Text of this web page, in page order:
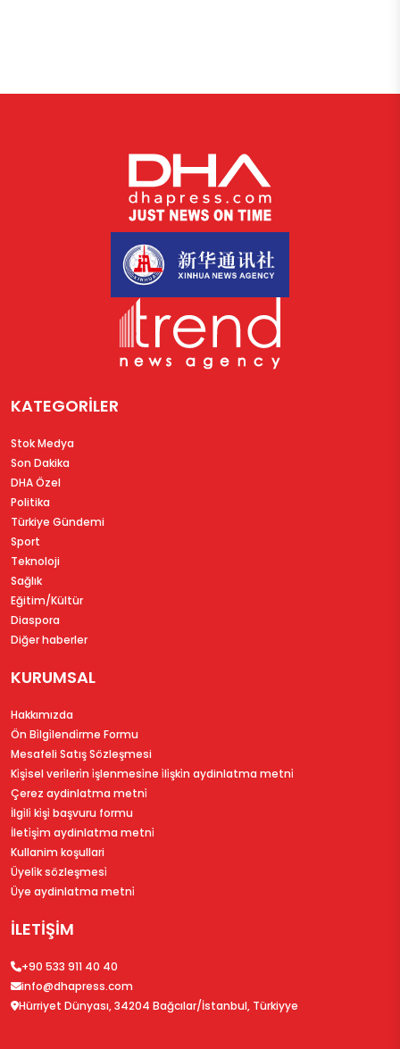
KATEGORİLER
Stok Medya
Son Dakika
DHA Özel
Politika
Türkiye Gündemi
Sport
Teknoloji
Sağlık
Eğitim/Kültür
Diaspora
Diğer haberler
KURUMSAL
Hakkımızda
Ön Bi̇lgi̇lendi̇rme Formu
Mesafeli Satış Sözleşmesi
Ki̇şi̇sel veri̇leri̇n i̇şlenmesi̇ne i̇li̇şki̇n aydinlatma metni̇
Çerez aydinlatma metni̇
İlgi̇li̇ ki̇şi̇ başvuru formu
İleti̇şi̇m aydinlatma metni̇
Kullanim koşullari
Üyeli̇k sözleşmesi̇
Üye aydinlatma metni̇
İLETİŞİM
+90 533 911 40 40
info@dhapress.com
Hürriyet Dünyası, 34204 Bağcılar/İstanbul, Türkiyye